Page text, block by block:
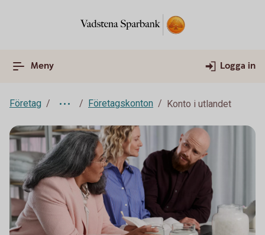
Meny Logga in
Företag Företagskonton Konto i utlandet